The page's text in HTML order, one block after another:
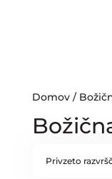
Domov/